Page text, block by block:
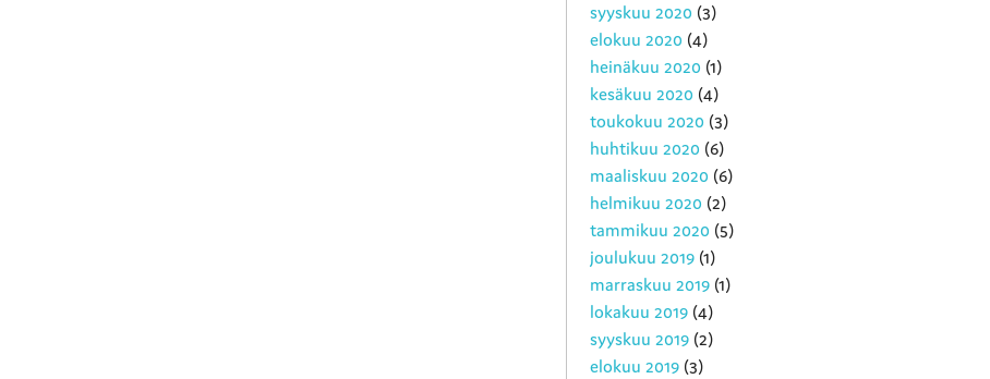
syyskuu 2020 (3)
elokuu 2020 (4)
heinäkuu 2020 (1)
kesäkuu 2020 (4)
toukokuu 2020 (3)
huhtikuu 2020 (6)
maaliskuu 2020 (6)
helmikuu 2020 (2)
tammikuu 2020 (5)
joulukuu 2019 (1)
marraskuu 2019 (1)
lokakuu 2019 (4)
syyskuu 2019 (2)
elokuu 2019 (3)